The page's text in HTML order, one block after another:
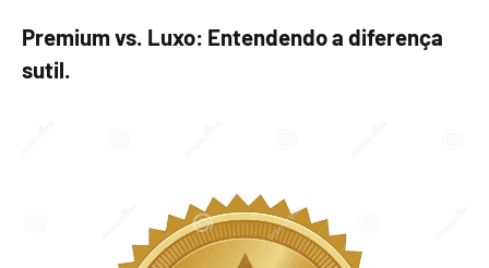
Premium vs. Luxo: Entendendo a diferença
sutil.